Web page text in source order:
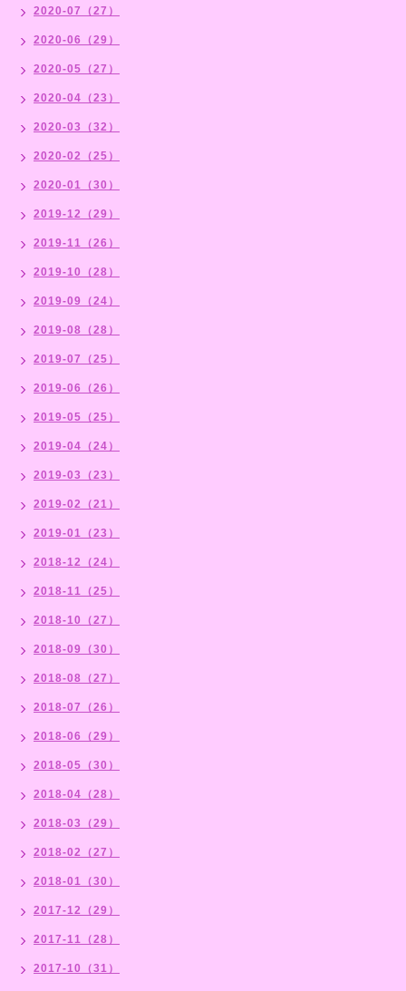
2020-07（27）
2020-06（29）
2020-05（27）
2020-04（23）
2020-03（32）
2020-02（25）
2020-01（30）
2019-12（29）
2019-11（26）
2019-10（28）
2019-09（24）
2019-08（28）
2019-07（25）
2019-06（26）
2019-05（25）
2019-04（24）
2019-03（23）
2019-02（21）
2019-01（23）
2018-12（24）
2018-11（25）
2018-10（27）
2018-09（30）
2018-08（27）
2018-07（26）
2018-06（29）
2018-05（30）
2018-04（28）
2018-03（29）
2018-02（27）
2018-01（30）
2017-12（29）
2017-11（28）
2017-10（31）